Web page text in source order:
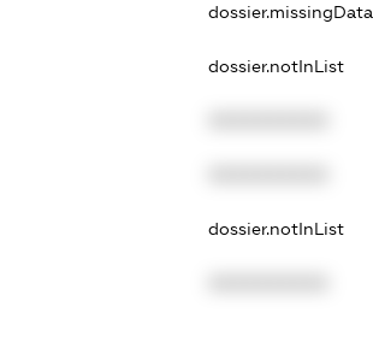
dossier.missingData
dossier.notInList
dossier.notInList